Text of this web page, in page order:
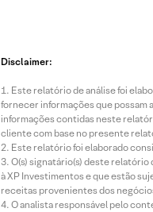
Disclaimer:
Este relatório de análise foi
fornecer informações que possam
informações contidas neste
cliente com base no presente
Este relatório foi elaborado
O(s) signatário(s) deste
à XP Investimentos e que estão
receitas provenientes dos
O analista responsável pelo